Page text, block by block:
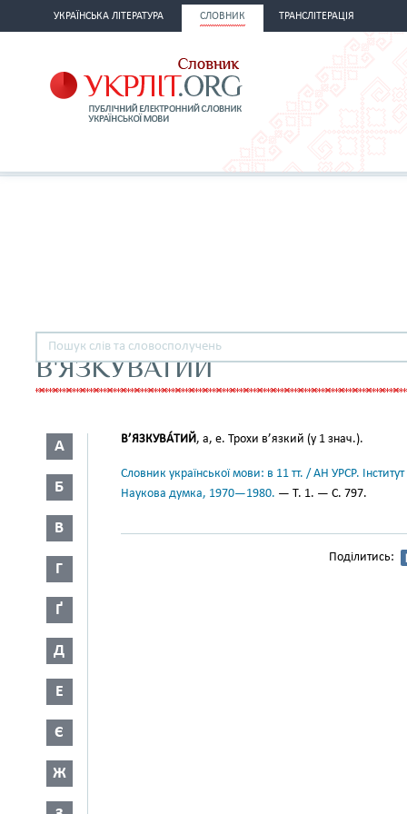
УКРАЇНСЬКА ЛІТЕРАТУРА СЛОВНИК ТРАНСЛІТЕРАЦІЯ
В'ЯЗКУВАТИЙ
А
Б
В
Г
Ґ
Д
Е
Є
Ж
В’ЯЗКУВА́ТИЙ, а, е. Трохи в’язкий (у 1 знач.).
Словник української мови: в 11 тт. / АН УРСР.
Наукова думка, 1970—1980. — Т. 1. — С. 797.
Поділитись: